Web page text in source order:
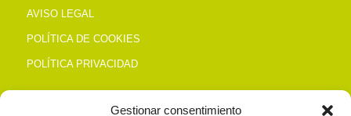
Gestionar consentimiento
AVISO LEGAL
POLÍTICA DE COOKIES
POLÍTICA PRIVACIDAD